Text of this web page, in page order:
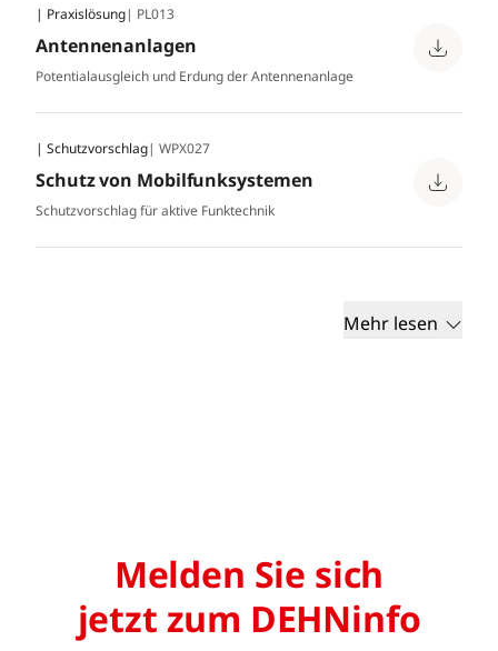
| Praxislösung| PL013
Antennenanlagen
Potentialausgleich und Erdung der Antennenanlage
| Schutzvorschlag| WPX027
Schutz von Mobilfunksystemen
Schutzvorschlag für aktive Funktechnik
Mehr lesen
Melden Sie sich
jetzt zum DEHNinfo